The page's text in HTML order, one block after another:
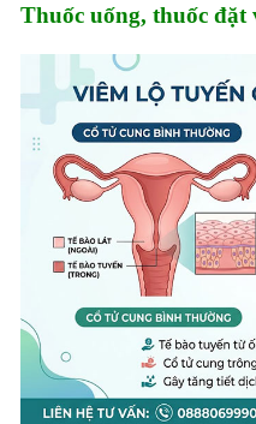
Thuốc uống, thuốc đặt